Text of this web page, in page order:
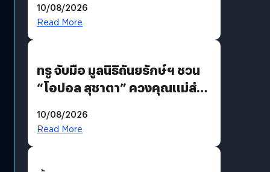
รักแน่นฮอลล์
10/08/2026
Read More
ทรู จับมือ มูลนิธิถันยรักษ์ฯ ชวน
“โอปอล สุชาตา” ควงคุณแม่ส่ง
เติมเต็มความหมายวันแม่ปีนี้
10/08/2026
Read More